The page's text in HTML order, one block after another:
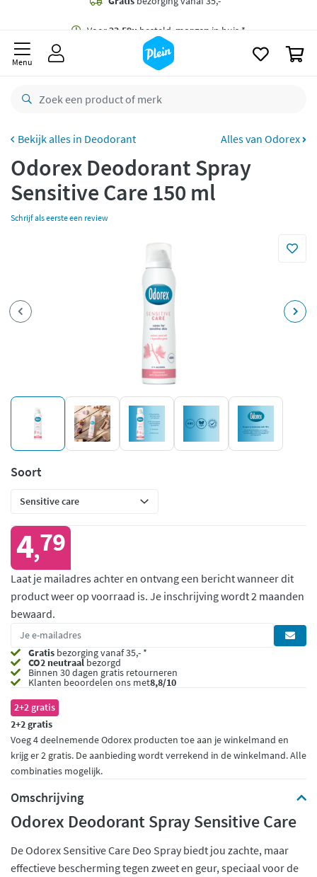
besteld,
retourneren
CO2 neutraal
Betaal met Klarna
Menu
Deodorant Alles van Odorex
Odorex Deodorant Spray
Sensitive Care 150 ml
Schrijf als eerste een review
Soort
4,79
Laat je mailadres achter en ontvang een bericht wanneer dit
product weer op voorraad is. Je inschrijving wordt 2 maanden
bewaard.
Gratis bezorging vanaf 35,- *
CO2 neutraalbezorgd
Binnen 30 dagen gratis retourneren
Klanten beoordelen ons met8,8/10
2+2 gratis
2+2 gratis
Voeg 4 deelnemende Odorex producten toe aan je winkelmand en
krijg er 2 gratis. De aanbieding wordt verrekend in de winkelmand. Alle
combinaties mogelijk.
Omschrijving
Odorex Deodorant Spray Sensitive Care
De Odorex Sensitive Care Deo Spray biedt jou zachte, maar
effectieve bescherming tegen zweet en geur, speciaal voor de